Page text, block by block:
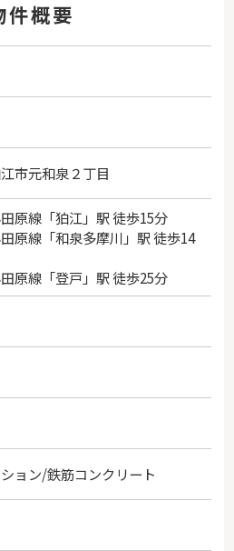
件概要
市元和泉 ２丁目
原線「狛江 」駅 徒歩15分
原線「和泉多摩川 」駅 徒歩14
原線「登戸」駅 徒歩25分
ョン/鉄筋コンクリート